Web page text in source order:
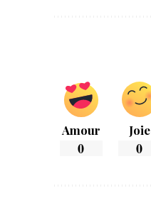
Amour
0
Joie
0